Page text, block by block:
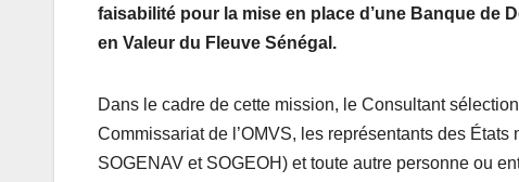
faisabilité pour la mise en place d’une Banque de
en Valeur du Fleuve Sénégal.
Dans le cadre de cette mission, le Consultant
Commissariat de l’OMVS, les représentants des
SOGENAV et SOGEOH) et toute autre personne ou